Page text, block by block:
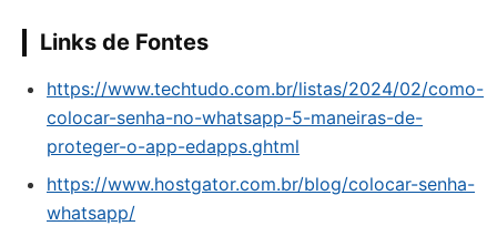
Links de Fontes
https://www.techtudo.com.br/listas/2024/02/como-
colocar-senha-no-whatsapp-5-maneiras-de-
proteger-o-app-edapps.ghtml
https://www.hostgator.com.br/blog/colocar-senha-
whatsapp/